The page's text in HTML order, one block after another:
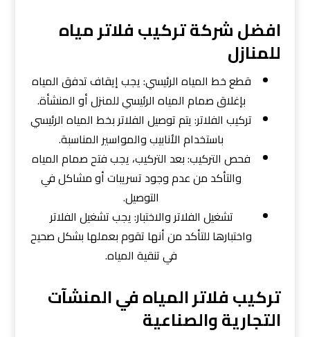
افضل شركة تركيب فلاتر مياه
للمنازل
قطع خط المياه الرئيسي: يجب إيقاف تدفق المياه
بإغلاق صمام المياه الرئيسي للمنزل أو المنشأة.
تركيب الفلاتر: يتم توصيل الفلاتر بخط المياه الرئيسي
باستخدام الأنابيب والمواسير المناسبة.
فحص التركيب: بعد التركيب، يجب فتح صمام المياه
والتأكد من عدم وجود تسريبات أو مشاكل في
التوصيل.
تشغيل الفلاتر والاختبار: يجب تشغيل الفلاتر
واختبارها للتأكد من أنها تقوم بعملها بشكل صحيح
في تنقية المياه.
تركيب فلاتر المياه في المنشآت
التجارية والصناعية